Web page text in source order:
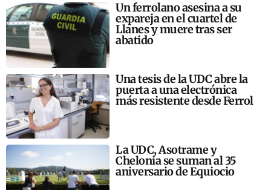
Un ferrolano asesina a su
expareja en el cuartel de
Llanes y muere tras ser
abatido
Una tesis de la UDC abre la
puerta a una electrónica
más resistente desde Ferrol
La UDC, Asotrame y
Chelonia se suman al 35
aniversario de Equiocio